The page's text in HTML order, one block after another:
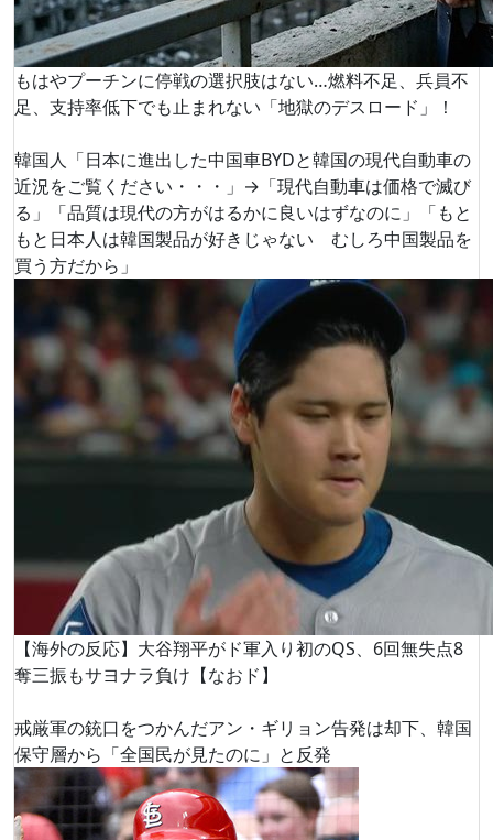
もはやプーチンに停戦の選択肢はない…燃料不足、兵員不
足、支持率低下でも止まれない「地獄のデスロード」！
韓国人「日本に進出した中国車BYDと韓国の現代自動車の
近況をご覧ください・・・」→「現代自動車は価格で滅び
る」「品質は現代の方がはるかに良いはずなのに」「もと
もと日本人は韓国製品が好きじゃない むしろ中国製品を
買う方だから」
【海外の反応】大谷翔平がド軍入り初のQS、6回無失点8
奪三振もサヨナラ負け【なおド】
戒厳軍の銃口をつかんだアン・ギリョン告発は却下、韓国
保守層から「全国民が見たのに」と反発